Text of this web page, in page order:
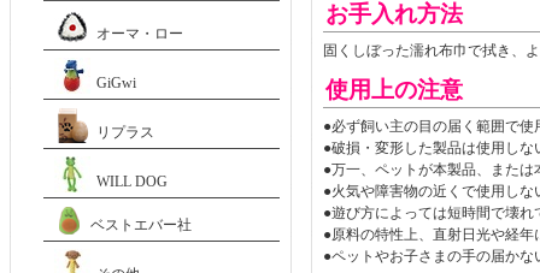
お手入れ方法
固くしぼった濡れ布巾で拭き、
使用上の注意
●必ず飼い主の目の届く範囲で使
●破損・変形した製品は使用しな
●万一、ペットが本製品、また
●火気や障害物の近くで使用しな
●遊び方によっては短時間で壊
●原料の特性上、直射日光や経
●ペットやお子さまの手の届か
オーマ・ロー
GiGwi
リプラス
WILL DOG
ベストエバー社